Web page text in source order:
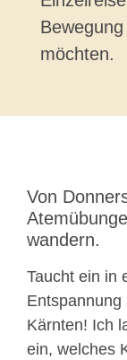
möchten.
Von
wandern.
Taucht ein in
Kärnten! Ich
ein, welches